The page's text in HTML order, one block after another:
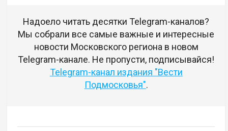
Надоело читать десятки Telegram-каналов?
Мы собрали все самые важные и интересные
новости Московского региона в новом
Telegram-канале. Не пропусти, подписывайся!
Telegram-канал издания "Вести
Подмосковья".